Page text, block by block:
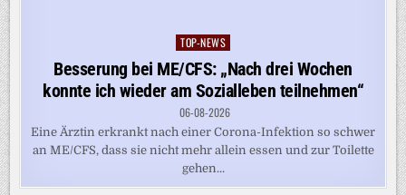
Posted
in
TOP-NEWS
Besserung bei ME/CFS: „Nach drei Wochen
konnte ich wieder am Sozialleben teilnehmen“
06-08-2026
Eine Ärztin erkrankt nach einer Corona-Infektion so schwer
an ME/CFS, dass sie nicht mehr allein essen und zur Toilette
gehen...